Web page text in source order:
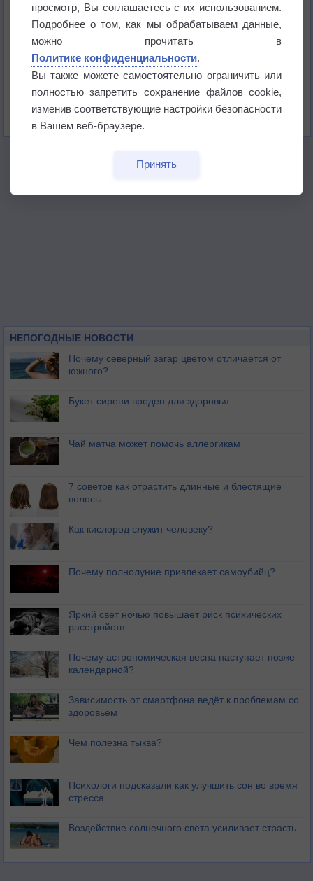
Дневная температура воздуха в ОАЭ превысила
+51°
Европейские столицы бьют рекорды жары
не выпадал дождь
НЕПОГОДНЫЕ НОВОСТИ
Почему северный загар цветом отличается от
южного?
Букет сирени вреден для здоровья
Чай матча может помочь аллергикам
7 советов как отрастить длинные и блестящие
волосы
Как кислород служит человеку?
Почему полнолуние привлекает самоубийц?
Яркий свет ночью повышает риск психических
расстройств
Почему астрономическая весна наступает позже
календарной?
Зависимость от смартфона ведёт к проблемам со
здоровьем
Чем полезна тыква?
Психологи подсказали как улучшить сон во время
стресса
Воздействие солнечного света усиливает страсть
просмотр, Вы соглашаетесь с их использованием.
Подробнее о том, как мы обрабатываем данные,
можно прочитать в
Политике конфиденциальности.
Вы также можете самостоятельно ограничить или
полностью запретить сохранение файлов cookie,
изменив соответствующие настройки безопасности
в Вашем веб-браузере.
Принять